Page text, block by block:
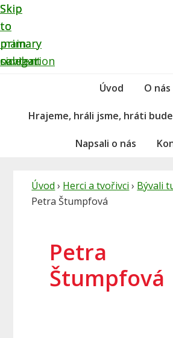
Skip
to
primary
navigation
Skip
to
main
content
Skip
to
primary
sidebar
Úvod O nás
Hrajeme, hráli jsme, hráti
Napsali o nás
Úvod › Herci a tvořivci › Bývali
Petra Štumpfová
Petra
Štumpfová